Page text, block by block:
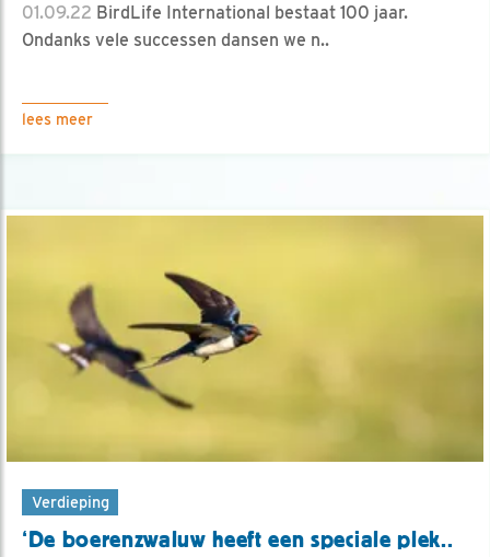
01.09.22 BirdLife International bestaat 100 jaar.
Ondanks vele successen dansen we n..
lees meer
Verdieping
‘De boerenzwaluw heeft een speciale plek..